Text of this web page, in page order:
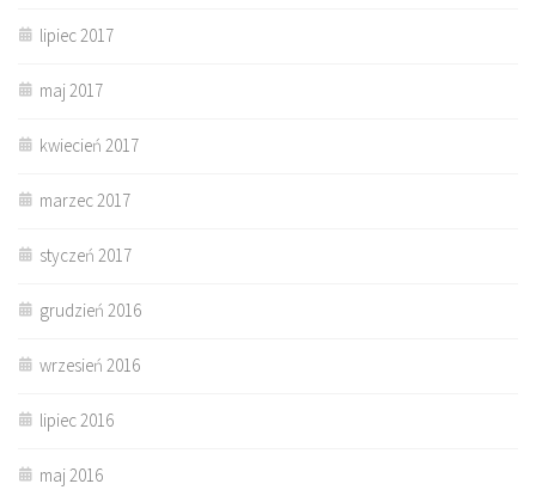
lipiec 2017
maj 2017
kwiecień 2017
marzec 2017
styczeń 2017
grudzień 2016
wrzesień 2016
lipiec 2016
maj 2016